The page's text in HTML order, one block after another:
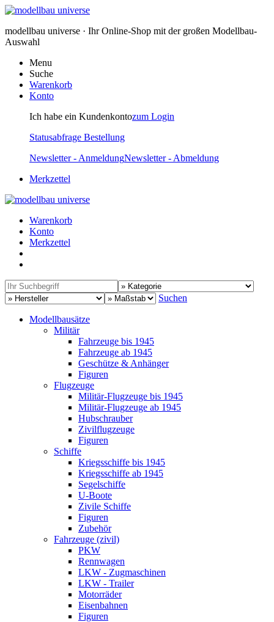
modellbau universe · Ihr Online-Shop mit der großen Modellbau-
Auswahl
Menu
Suche
Warenkorb
Konto
Ich habe ein Kundenkontozum Login
Statusabfrage Bestellung
Newsletter - AnmeldungNewsletter - Abmeldung
Merkzettel
Warenkorb
Konto
Merkzettel
Suchen
Modellbausätze
Militär
Fahrzeuge bis 1945
Fahrzeuge ab 1945
Geschütze & Anhänger
Figuren
Flugzeuge
Militär-Flugzeuge bis 1945
Militär-Flugzeuge ab 1945
Hubschrauber
Zivilflugzeuge
Figuren
Schiffe
Kriegsschiffe bis 1945
Kriegsschiffe ab 1945
Segelschiffe
U-Boote
Zivile Schiffe
Figuren
Zubehör
Fahrzeuge (zivil)
PKW
Rennwagen
LKW - Zugmaschinen
LKW - Trailer
Motorräder
Eisenbahnen
Figuren